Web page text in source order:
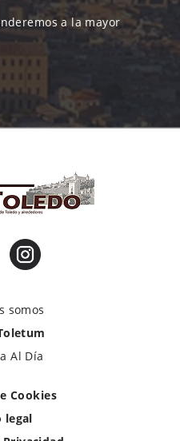
a la mayor
somos
Al Día
Cookies
legal